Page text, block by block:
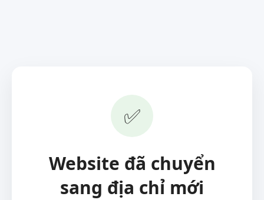
✅
Website đã chuyển
sang địa chỉ mới